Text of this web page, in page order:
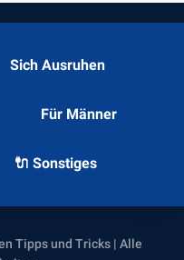
Sich Ausruhen
Für Männer
🔌 Sonstiges
Tipps und Tricks | Alle